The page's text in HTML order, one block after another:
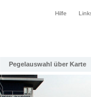
Hilfe
Pegelauswahl über Karte